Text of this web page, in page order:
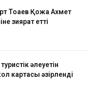
Тоқаев Қожа Ахмет
зиярат етті
әлеуетін
картасы әзірленді